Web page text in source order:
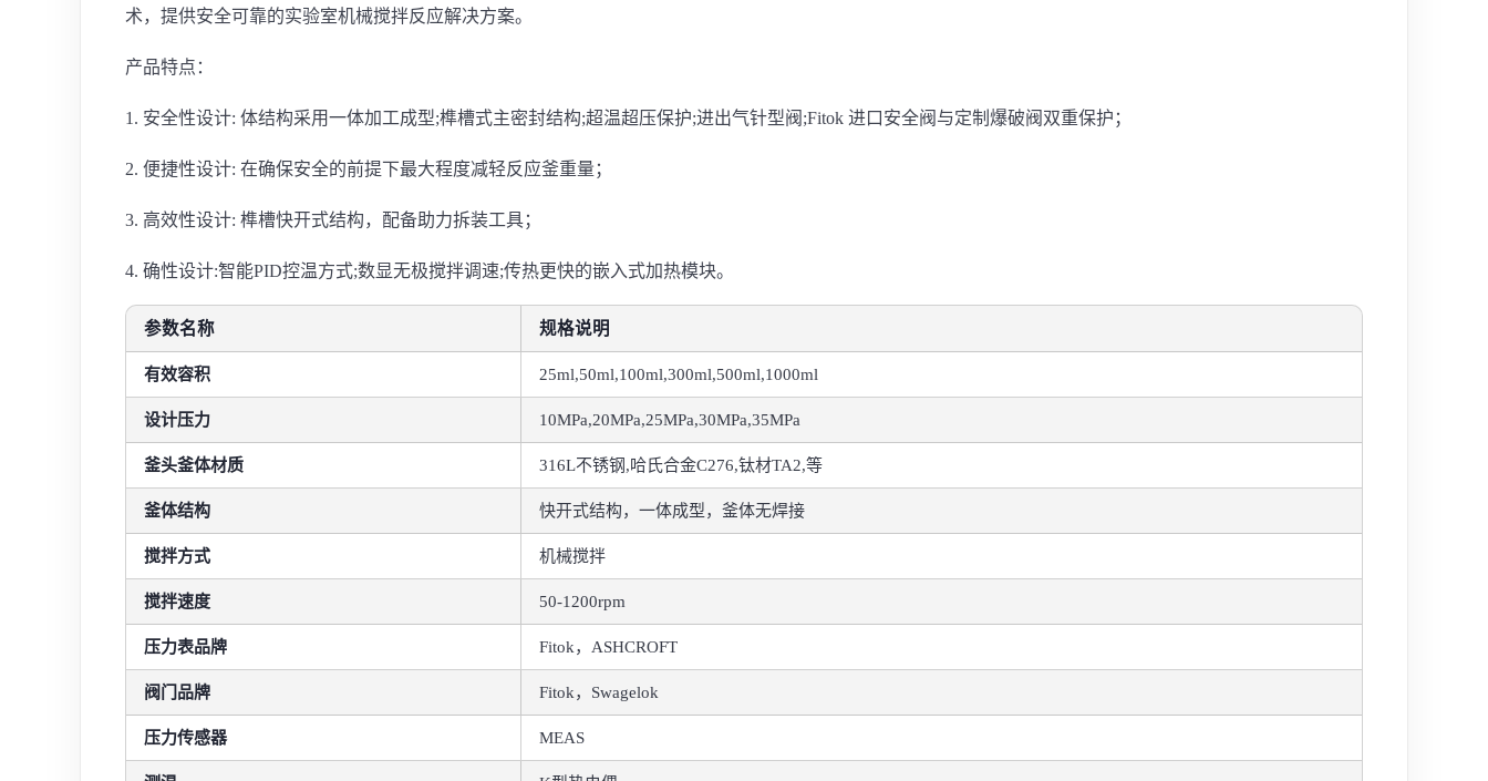
术，提供安全可靠的实验室机械搅拌反应解决方案。
产品特点：
1. 安全性设计: 体结构采用一体加工成型;榫槽式主密封结构;超温超压保护;进出气针型阀;Fitok 进口安全阀与定制爆破阀双重保护；
2. 便捷性设计: 在确保安全的前提下最大程度减轻反应釜重量；
3. 高效性设计: 榫槽快开式结构，配备助力拆装工具；
4. 确性设计:智能PID控温方式;数显无极搅拌调速;传热更快的嵌入式加热模块。
参数名称 规格说明
有效容积 25ml,50ml,100ml,300ml,500ml,1000ml
设计压力 10MPa,20MPa,25MPa,30MPa,35MPa
釜头釜体材质 316L不锈钢,哈氏合金C276,钛材TA2,等
釜体结构 快开式结构，一体成型，釜体无焊接
搅拌方式 机械搅拌
搅拌速度 50-1200rpm
压力表品牌 Fitok，ASHCROFT
阀门品牌 Fitok，Swagelok
压力传感器 MEAS